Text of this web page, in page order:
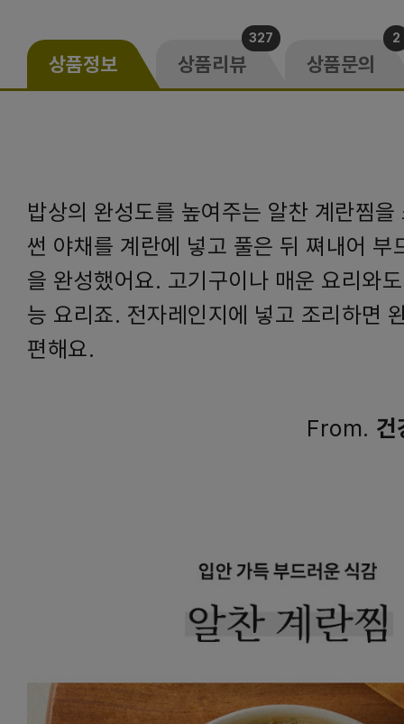
상품정보 상품리뷰
327
상품문의
2
밥상의 완성도를 높여주는 알찬 계란찜
썬 야채를 계란에 넣고 풀은 뒤 쪄내어 부
을 완성했어요. 고기구이나 매운 요리와
능 요리죠. 전자레인지에 넣고 조리하면
편해요.
From. 건